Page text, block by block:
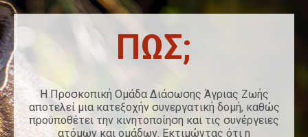
ΠΩΣ;
Η Προσκοπική Ομάδα Διάσωσης Άγριας Ζωής
αποτελεί μια κατεξοχήν συνεργατική δομή, καθώς
προϋποθέτει την κινητοποίηση και τις συνέργειες
ατόμων και ομάδων. Εκτιμώντας ότι η